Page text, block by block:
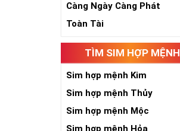
Càng Ngày Càng Phát
Toàn Tài
TÌM SIM HỢP MỆNH
Sim hợp mệnh Kim
Sim hợp mệnh Thủy
Sim hợp mệnh Mộc
Sim hợp mệnh Hỏa